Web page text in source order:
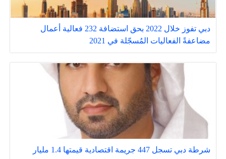
دبي تفوز خلال 2022 بحق استضافة 232 فعالية أعمال
مضاعفةً الفعاليات المُسجّلة في 2021
شرطة دبي تسجل 447 جريمة اقتصادية قيمتها 1.4 مليار